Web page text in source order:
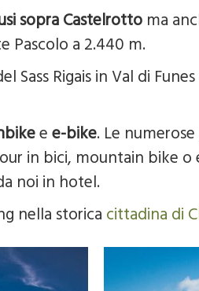
sopra Castelrotto ma
Pascolo a 2.440 m.
Rigais in Val di
e e-bike. Le
in bici, mountain bike o
noi in hotel.
nella storica cittadina di